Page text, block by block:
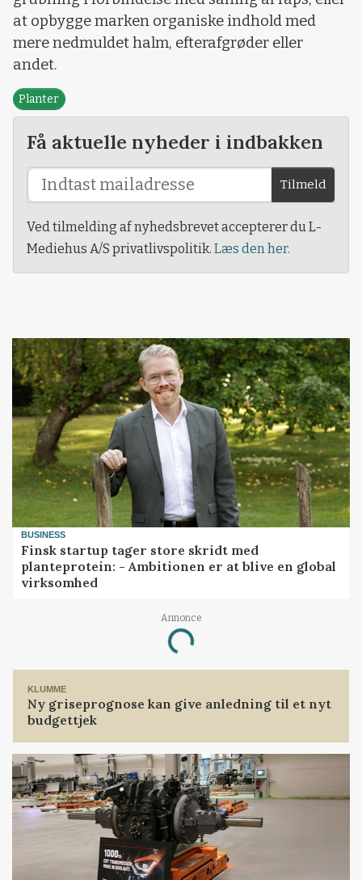
at opbygge marken organiske indhold med
mere nedmuldet halm, efterafgrøder eller
andet.
Planter
Få aktuelle nyheder i indbakken
Tilmeld
Ved tilmelding af nyhedsbrevet accepterer du L-
Mediehus A/S privatlivspolitik. Læs den her.
BUSINESS
Finsk startup tager store skridt med
planteprotein: - Ambitionen er at blive en global
virksomhed
Annonce
Loading...
KLUMME
Ny griseprognose kan give anledning til et nyt
budgettjek